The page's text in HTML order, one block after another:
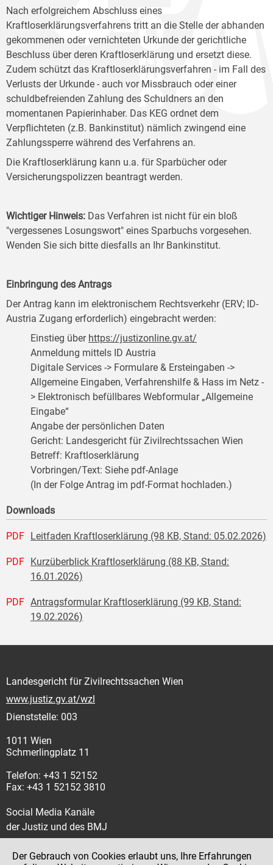
Nach erfolgreichem Abschluss eines
Kraftloserklärungsverfahrens tritt an die Stelle der abhanden
gekommenen oder vernichteten Urkunde der gerichtliche
Beschluss über deren Kraftloserklärung und ersetzt diese.
Zudem schützt das Kraftloserklärungsverfahren - im Fall des
Verlusts der Urkunde - auch vor Missbrauch oder einer
schuldbefreienden Zahlung des Schuldners an den
momentanen Papierinhaber. Das KEG ordnet dem
Verpflichteten (z.B. Bankinstitut) nämlich zwingend eine
Zahlungssperre während des Verfahrens an.
Die Kraftloserklärung kann u.a. für Sparbücher oder
Versicherungspolizzen beantragt werden.
Wichtiger Hinweis: Das Verfahren ist nicht für ein bloß
"vergessenes Losungswort" eines Sparbuchs vorgesehen.
Wenden Sie sich bitte diesfalls an Ihr Bankinstitut.
Einbringung des Antrags
Der Antrag kann im elektronischem Rechtsverkehr (ERV; ID-
Austria Zugang erforderlich) eingebracht werden:
Einstieg über https://justizonline.gv.at/
Anmeldung mittels ID Austria
Digitale Services -> Formulare & Ersteingaben ->
Allgemeine Eingaben, Verfahrenshilfe & Hass im Netz -
> Elektronisch befüllbares Webformular „Allgemeine
Eingabe“
Angabe der persönlichen Daten
Gericht: Landesgericht für Zivilrechtssachen Wien
Betreff: Kraftloserklärung
Vorbringen/Text: Siehe pdf-Anlage
(In der Folge Antrag im pdf-Format hochladen.)
Downloads
PDF Leitfaden Kraftloserklärung (98 KB, Stand: 05.02.2026)
PDF
Kurzüberblick Kraftloserklärung (88 KB, Stand:
16.01.2026)
PDF Antragsformular Kraftloserklärung (99 KB, Stand:
19.02.2026)
Landesgericht für Zivilrechtssachen Wien
www.justiz.gv.at/wzl
Dienststelle: 003
1011 Wien
Schmerlingplatz 11
Telefon: +43 1 52152
Fax: +43 1 52152 3810
Social Media Kanäle
der Justiz und des BMJ
Der Gebrauch von Cookies erlaubt uns, Ihre Erfahrungen